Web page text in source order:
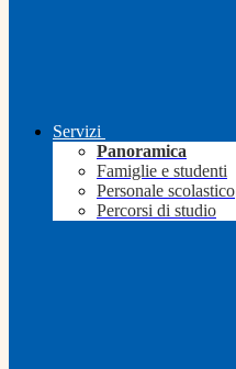
Servizi
Panoramica
Famiglie e studenti
Personale scolastico
Percorsi di studio